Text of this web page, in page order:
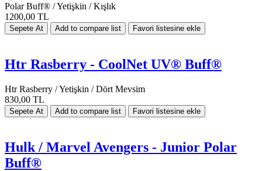
Polar Buff® / Yetişkin / Kışlık
1200,00 TL
Htr Rasberry - CoolNet UV® Buff®
Htr Rasberry / Yetişkin / Dört Mevsim
830,00 TL
Hulk / Marvel Avengers - Junior Polar
Buff®